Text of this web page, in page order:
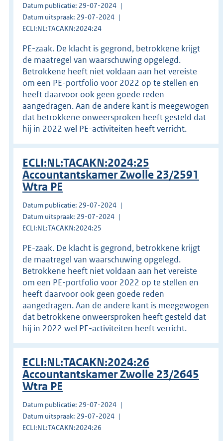
Datum publicatie: 29-07-2024
Datum uitspraak: 29-07-2024
ECLI:NL:TACAKN:2024:24
PE-zaak. De klacht is gegrond, betrokkene krijgt
de maatregel van waarschuwing opgelegd.
Betrokkene heeft niet voldaan aan het vereiste
om een PE-portfolio voor 2022 op te stellen en
heeft daarvoor ook geen goede reden
aangedragen. Aan de andere kant is meegewogen
dat betrokkene onweersproken heeft gesteld dat
hij in 2022 wel PE-activiteiten heeft verricht.
ECLI:NL:TACAKN:2024:25
Accountantskamer Zwolle 23/2591
Wtra PE
Datum publicatie: 29-07-2024
Datum uitspraak: 29-07-2024
ECLI:NL:TACAKN:2024:25
PE-zaak. De klacht is gegrond, betrokkene krijgt
de maatregel van waarschuwing opgelegd.
Betrokkene heeft niet voldaan aan het vereiste
om een PE-portfolio voor 2022 op te stellen en
heeft daarvoor ook geen goede reden
aangedragen. Aan de andere kant is meegewogen
dat betrokkene onweersproken heeft gesteld dat
hij in 2022 wel PE-activiteiten heeft verricht.
ECLI:NL:TACAKN:2024:26
Accountantskamer Zwolle 23/2645
Wtra PE
Datum publicatie: 29-07-2024
Datum uitspraak: 29-07-2024
ECLI:NL:TACAKN:2024:26